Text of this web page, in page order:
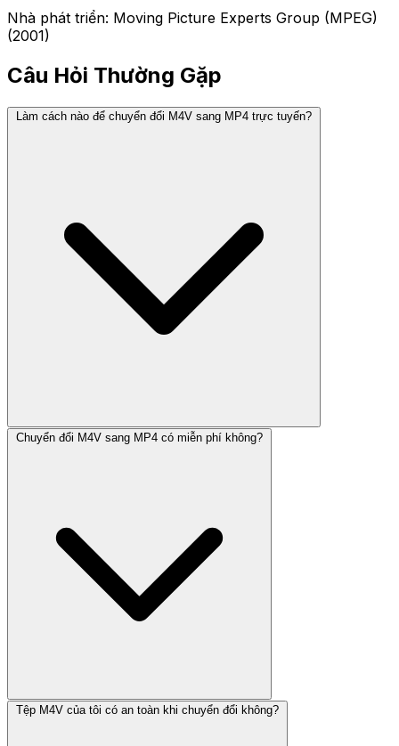
Nhà phát triển: Moving Picture Experts Group (MPEG)
(2001)
Câu Hỏi Thường Gặp
Làm cách nào để chuyển đổi M4V sang MP4 trực tuyến?
Chuyển đổi M4V sang MP4 có miễn phí không?
Tệp M4V của tôi có an toàn khi chuyển đổi không?